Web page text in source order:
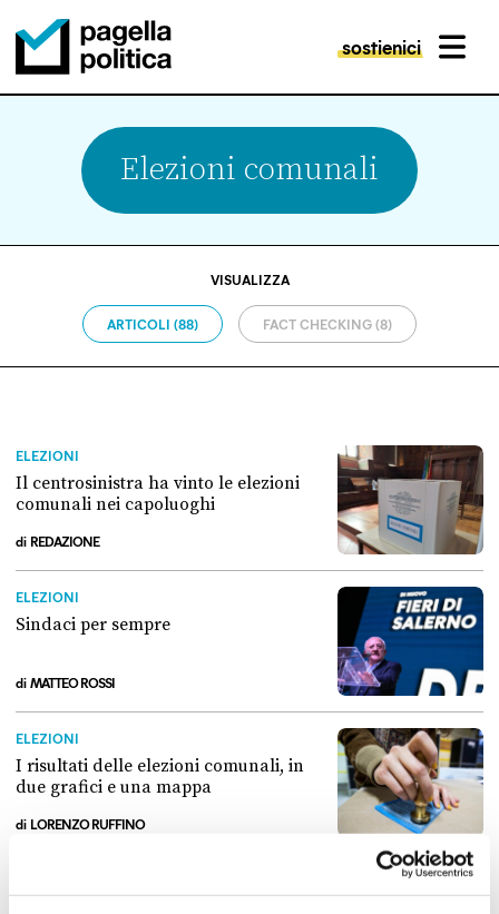
Pagella Politica Logo
sostienici MENU
Elezioni comunali
VISUALIZZA
ARTICOLI (88) FACT CHECKING (8)
ELEZIONI
Il centrosinistra ha vinto le elezioni
comunali nei capoluoghi
di REDAZIONE
ELEZIONI
Sindaci per sempre
diMATTEO ROSSI
ELEZIONI
I risultati delle elezioni comunali, in
due grafici e una mappa
di LORENZO RUFFINO
I risultati delle elezioni comunali, in due grafici e una mappa